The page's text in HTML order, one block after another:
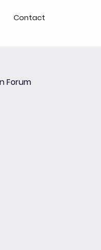
Contact
Forum